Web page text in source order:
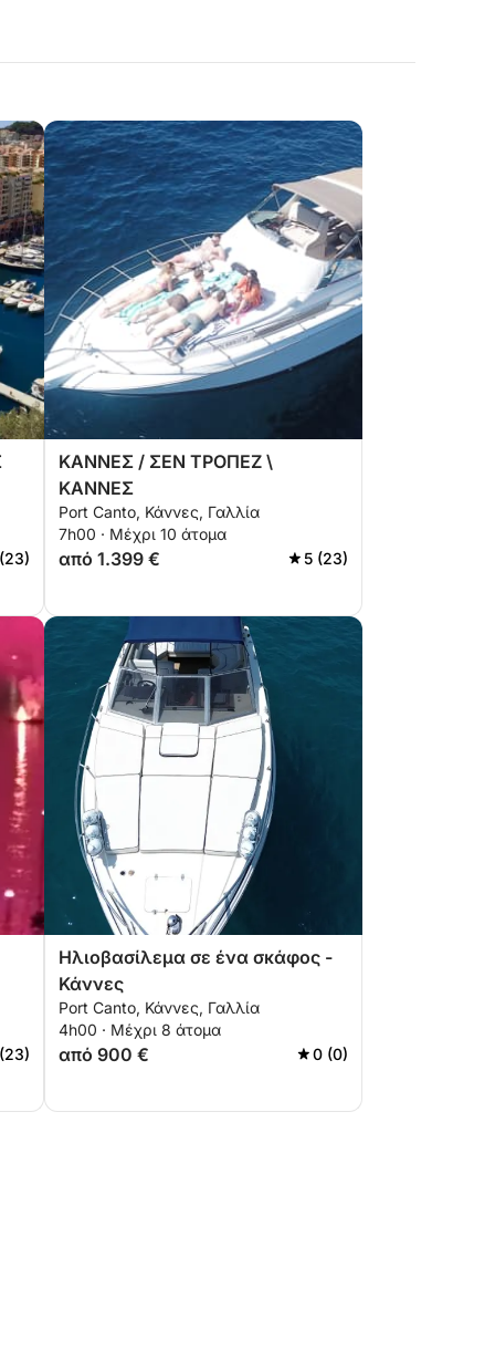
ΚΑΝΝΕΣ / ΣΕΝ ΤΡΟΠΕΖ \
ΚΑΝΝΕΣ
Port Canto, Κάννες, Γαλλία
7h00 · Μέχρι 10 άτομα
από 1.399 € 5 (23)
Ηλιοβασίλεμα σε ένα σκάφος -
Κάννες
Port Canto, Κάννες, Γαλλία
4h00 · Μέχρι 8 άτομα
από 900 € 0 (0)